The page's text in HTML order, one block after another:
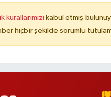
kurallarımızı kabul etmiş
hiçbir şekilde sorumlu